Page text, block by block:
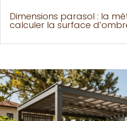
Dimensions parasol : la
calculer la surface